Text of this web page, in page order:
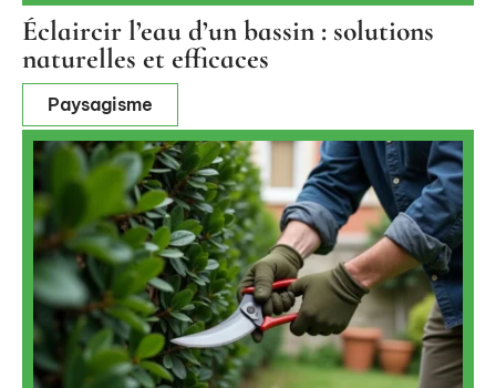
Éclaircir l’eau d’un bassin : solutions
naturelles et efficaces
Paysagisme